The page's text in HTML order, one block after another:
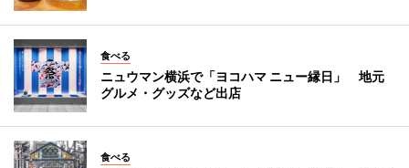
食べる
ニュウマン横浜で「ヨコハマ ニュー縁日」 地元
グルメ・グッズなど出店
食べる